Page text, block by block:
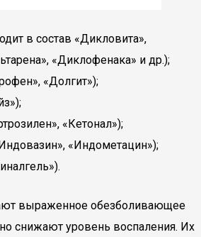
в состав «Дикловита»,
«Диклофенака» и др.);
«Долгит»);
«Кетонал»);
«Индометацин»);
выраженное обезболивающее
снижают уровень воспаления. Их